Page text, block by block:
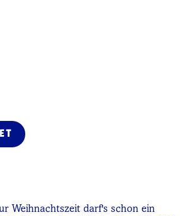
Weihnachtszeit darf's schon ein